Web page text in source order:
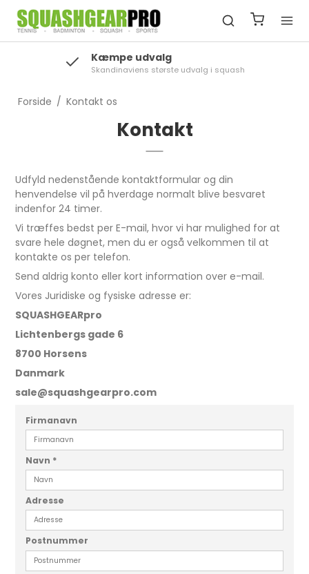
Kæmpe udvalg
Skandinaviens største udvalg i squash
Forside / Kontakt os
Kontakt
Udfyld nedenstående kontaktformular og din
henvendelse vil på hverdage normalt blive besvaret
indenfor 24 timer.
Vi træffes bedst per E-mail, hvor vi har mulighed for at
svare hele døgnet, men du er også velkommen til at
kontakte os per telefon.
Send aldrig konto eller kort information over e-mail.
Vores Juridiske og fysiske adresse er:
SQUASHGEARpro
Lichtenbergs gade 6
8700 Horsens
Danmark
sale@squashgearpro.com
Firmanavn
Navn *
Adresse
Postnummer